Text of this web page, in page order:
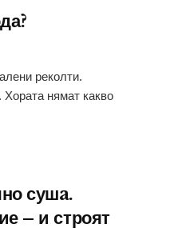
реколти.
Хората нямат какво
сушa.
– и строят